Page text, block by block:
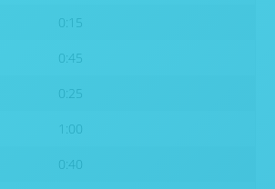
0:15
0:45
0:25
1:00
0:40